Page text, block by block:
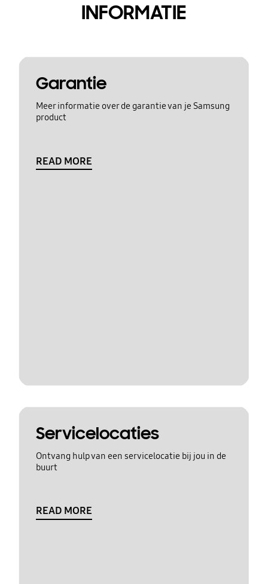
INFORMATIE
Garantie
Meer informatie over de garantie van je Samsung
product
READ MORE
Servicelocaties
Ontvang hulp van een servicelocatie bij jou in de
buurt
READ MORE